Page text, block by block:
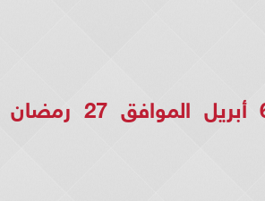
يوم السبت 6 أبريل الموافق 27 رمضان